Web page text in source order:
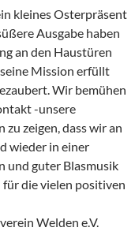
kleines Osterpräsent
Ausgabe haben
an den Haustüren
Mission erfüllt
Wir bemühen
-unsere
zeigen, dass wir an
wieder in einer
und guter Blasmusik
für die vielen positiven
Welden e.V.